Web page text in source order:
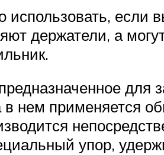
использовать,
держатели, а
для
в нем применяется
упор,